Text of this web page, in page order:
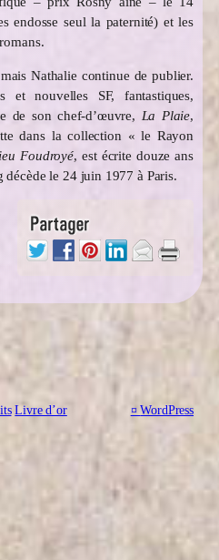
endosse seul la paternité) et les
Nathalie continue de publier.
et nouvelles SF, fantastiques,
de son chef-d’œuvre, La Plaie,
dans la collection « le Rayon
Foudroyé, est écrite douze ans
le 24 juin 1977 à Paris.
Livre d’or ¤WordPress